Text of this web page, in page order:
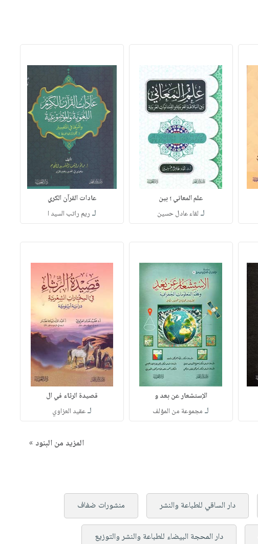
علم المعاني ؛ بين
لـ لقاء عادل حسين
عادات القرآن الكري
لـ ريم راتب السيد ا
الإستشعار عن بعد و
لـ مجموعة من المؤلف
قصيدة الرثاء في ال
لـعقيد العزاوي
المزيد من البنود »
دار الساقي للطباعة والنشر منشورات ضفاف
دار المحجة البيضاء للطباعة والنشر والتوزيع